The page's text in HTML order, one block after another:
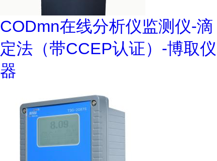
CODmn在线分析仪监测仪-滴
定法（带CCEP认证）-博取仪
器